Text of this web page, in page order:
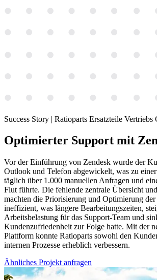
Success Story | Ratioparts Ersatzteile Vertriebs
Optimierter Support mit
Vor der Einführung von Zendesk wurde der
Outlook und Telefon abgewickelt, was zu
täglich über 1.000 manuellen Anfragen und
Flut führte. Die fehlende zentrale Übersicht
machten die Priorisierung und Optimierung der
ineffizient, was längere Bearbeitungszeiten,
Arbeitsbelastung für das Support-Team und
Kundenzufriedenheit zur Folge hatte. Mit der
Plattform konnte Ratioparts sowohl den
internen Prozesse erheblich verbessern.
Ähnliches Projekt anfragen